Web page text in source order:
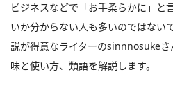
ビジネスなどで「お手柔らかに」と
いか分からない人も多いのではない
説が得意なライターのsinnnosuke
味と使い方、類語を解説します。